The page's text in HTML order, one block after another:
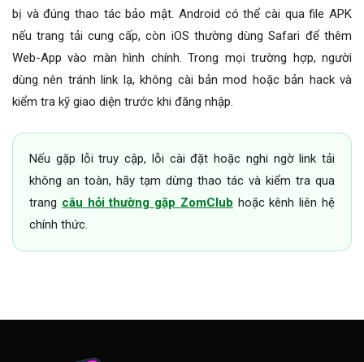
bị và đúng thao tác bảo mật. Android có thể cài qua file APK
nếu trang tải cung cấp, còn iOS thường dùng Safari để thêm
Web-App vào màn hình chính. Trong mọi trường hợp, người
dùng nên tránh link lạ, không cài bản mod hoặc bản hack và
kiểm tra kỹ giao diện trước khi đăng nhập.
Nếu gặp lỗi truy cập, lỗi cài đặt hoặc nghi ngờ link tải
không an toàn, hãy tạm dừng thao tác và kiểm tra qua
trang câu hỏi thường gặp ZomClub hoặc kênh liên hệ
chính thức.